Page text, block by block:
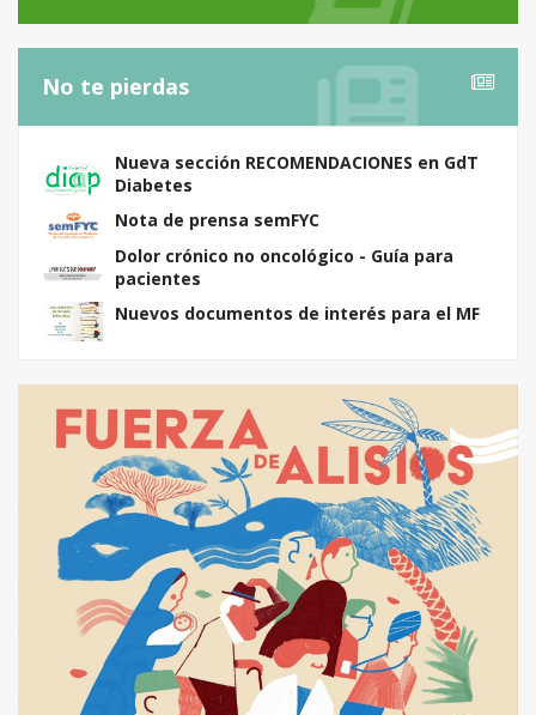
No te pierdas
Nueva sección RECOMENDACIONES en GdT
Diabetes
Nota de prensa semFYC
Dolor crónico no oncológico - Guía para
pacientes
Nuevos documentos de interés para el MF